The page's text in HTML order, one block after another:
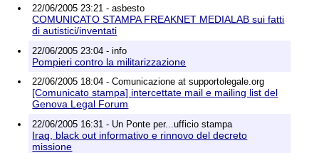
22/06/2005 23:21 - asbesto
COMUNICATO STAMPA FREAKNET MEDIALAB sui fatti
di autistici/inventati
22/06/2005 23:04 - info
Pompieri contro la militarizzazione
22/06/2005 18:04 - Comunicazione at supportolegale.org
[Comunicato stampa] intercettate mail e mailing list del
Genova Legal Forum
22/06/2005 16:31 - Un Ponte per...ufficio stampa
Iraq, black out informativo e rinnovo del decreto
missione